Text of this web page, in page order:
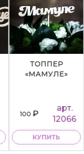
ТОППЕР
«МАМУЛЕ»
100₽
арт.
12066
КУПИТЬ